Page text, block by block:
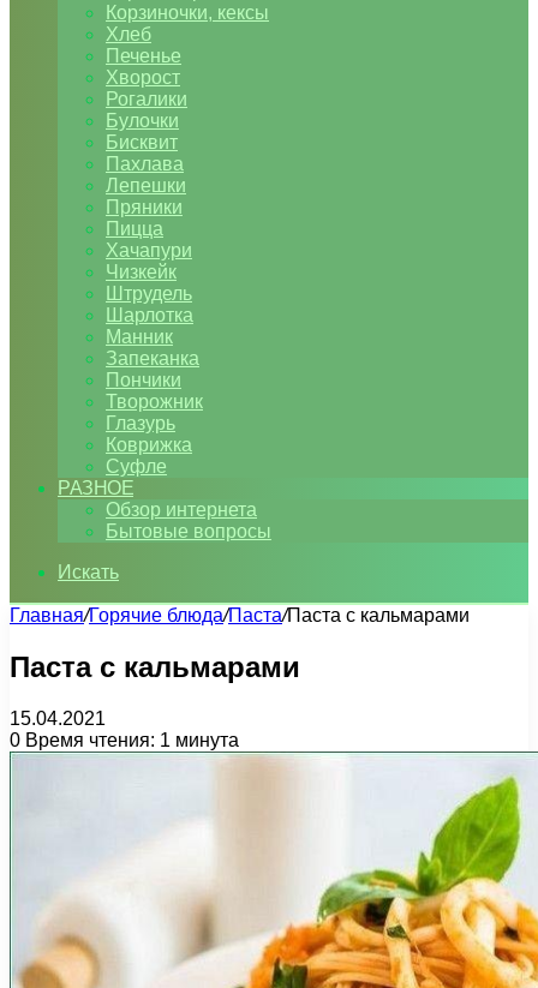
Корзиночки, кексы
Хлеб
Печенье
Хворост
Рогалики
Булочки
Бисквит
Пахлава
Лепешки
Пряники
Пицца
Хачапури
Чизкейк
Штрудель
Шарлотка
Манник
Запеканка
Пончики
Творожник
Глазурь
Коврижка
Суфле
РАЗНОЕ
Обзор интернета
Бытовые вопросы
Искать
Главная/Горячие блюда/Паста/Паста с кальмарами
Паста с кальмарами
15.04.2021
0 Время чтения: 1 минута